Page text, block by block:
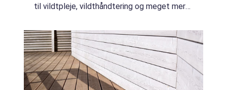
til vildtpleje, vildthåndtering og meget mere.
Midtjylland, på b...